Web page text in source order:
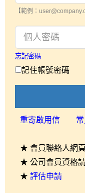
【範例：
忘記密碼
記住帳號密碼
重寄啟用信
★ 會員聯絡人網
★ 公司會員資格
★ 評估申請